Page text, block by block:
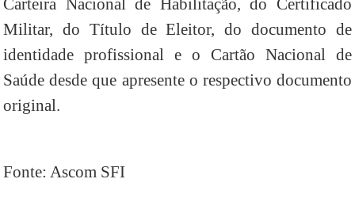
Carteira Nacional de Habilitação, do Certificado
Militar, do Título de Eleitor, do documento de
identidade profissional e o Cartão Nacional de
Saúde desde que apresente o respectivo documento
original.
Fonte: Ascom SFI